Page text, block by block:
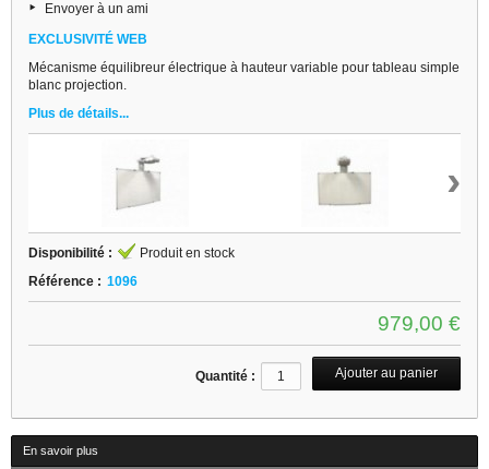
Envoyer à un ami
EXCLUSIVITÉ WEB
Mécanisme équilibreur électrique à hauteur variable pour tableau simple
blanc projection.
Plus de détails...
›
Disponibilité :
Produit en stock
Référence : 1096
979,00 €
Quantité :
En savoir plus